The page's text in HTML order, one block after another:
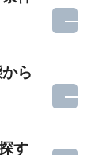
ら
す